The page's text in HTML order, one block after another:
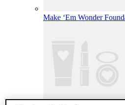
Make ‘Em Wonder